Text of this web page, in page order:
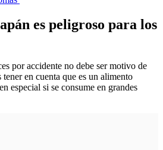
es peligroso para los
por accidente no debe ser motivo de
en cuenta que es un alimento
especial si se consume en grandes